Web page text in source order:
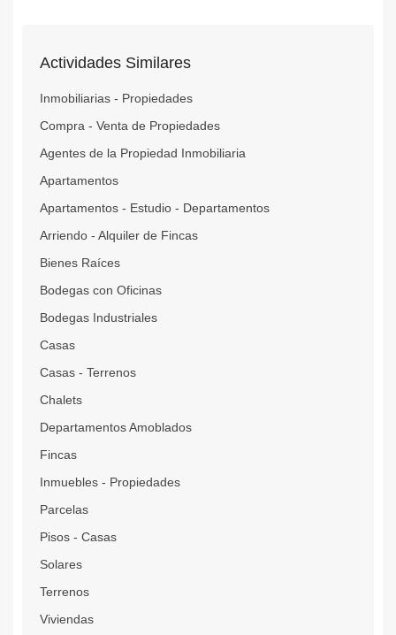
Actividades Similares
Inmobiliarias - Propiedades
Compra - Venta de Propiedades
Agentes de la Propiedad Inmobiliaria
Apartamentos
Apartamentos - Estudio - Departamentos
Arriendo - Alquiler de Fincas
Bienes Raíces
Bodegas con Oficinas
Bodegas Industriales
Casas
Casas - Terrenos
Chalets
Departamentos Amoblados
Fincas
Inmuebles - Propiedades
Parcelas
Pisos - Casas
Solares
Terrenos
Viviendas